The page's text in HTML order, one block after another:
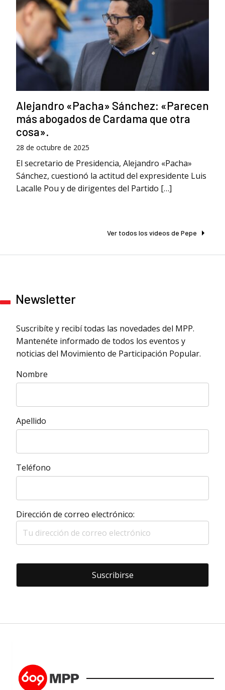
Alejandro «Pacha» Sánchez: «Parecen
más abogados de Cardama que otra
cosa».
28 de octubre de 2025
El secretario de Presidencia, Alejandro «Pacha»
Sánchez, cuestionó la actitud del expresidente Luis
Lacalle Pou y de dirigentes del Partido […]
Ver todos los videos de Pepe
Newsletter
Suscribíte y recibí todas las novedades del MPP.
Mantenéte informado de todos los eventos y
noticias del Movimiento de Participación Popular.
Nombre
Apellido
Teléfono
Dirección de correo electrónico: